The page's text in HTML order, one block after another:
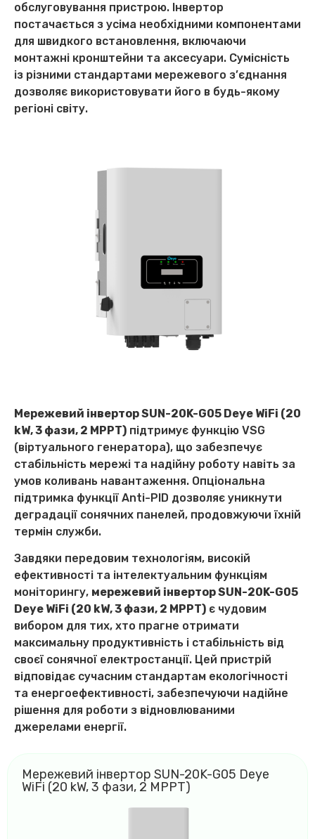
обслуговування пристрою. Інвертор
постачається з усіма необхідними компонентами
для швидкого встановлення, включаючи
монтажні кронштейни та аксесуари. Сумісність
із різними стандартами мережевого з’єднання
дозволяє використовувати його в будь-якому
регіоні світу.
Мережевий інвертор SUN-20K-G05 Deye WiFi (20
kW, 3 фази, 2 MPPT) підтримує функцію VSG
(віртуального генератора), що забезпечує
стабільність мережі та надійну роботу навіть за
умов коливань навантаження. Опціональна
підтримка функції Anti-PID дозволяє уникнути
деградації сонячних панелей, продовжуючи їхній
термін служби.
Завдяки передовим технологіям, високій
ефективності та інтелектуальним функціям
моніторингу, мережевий інвертор SUN-20K-G05
Deye WiFi (20 kW, 3 фази, 2 MPPT) є чудовим
вибором для тих, хто прагне отримати
максимальну продуктивність і стабільність від
своєї сонячної електростанції. Цей пристрій
відповідає сучасним стандартам екологічності
та енергоефективності, забезпечуючи надійне
рішення для роботи з відновлюваними
джерелами енергії.
Мережевий інвертор SUN-20K-G05 Deye
WiFi (20 kW, 3 фази, 2 MPPT)